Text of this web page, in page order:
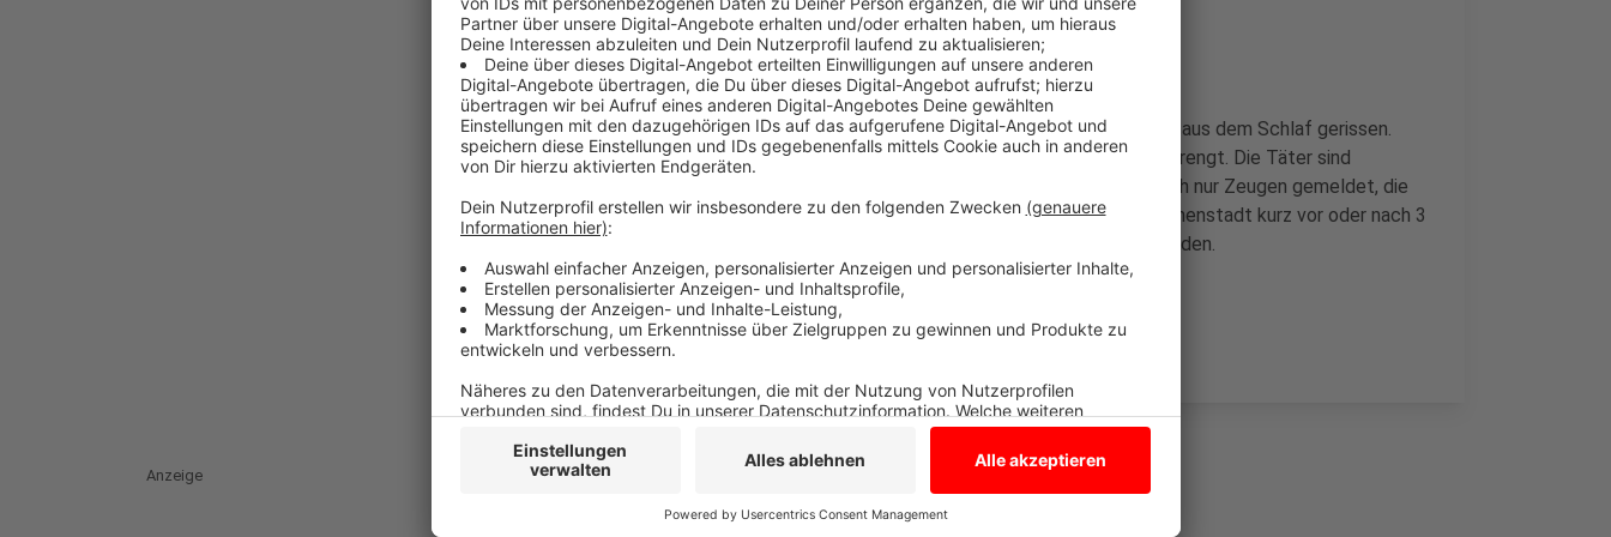
Informationen bitte an die Polizei
Anzeige
In der Stadtlohner Innenstadt wurden in der Nacht einige unsanft aus dem Schlaf gerissen.
Denn um 03:10 Uhr haben Unbekannte einen Geldautomaten gesprengt. Die Täter sind
anschließend in unbekannte Richtung geflüchtet. Bisher haben sich nur Zeugen gemeldet, die
den Knall gehört haben. Sollte irgendjemand in der Stadtlohner Innenstadt kurz vor oder nach 3
Uhr etwas verdächtiges gesehen haben - bitte bei der Polizei melden.
Anzeige
Anzeige